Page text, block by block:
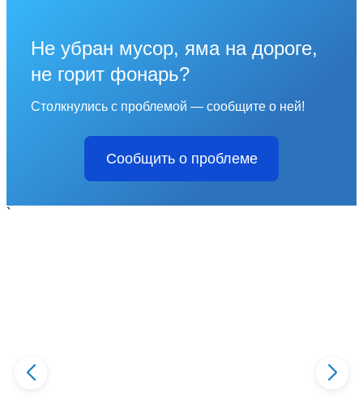
Не убран мусор, яма на дороге,
не горит фонарь?
Столкнулись с проблемой — сообщите о ней!
Сообщить о проблеме
`